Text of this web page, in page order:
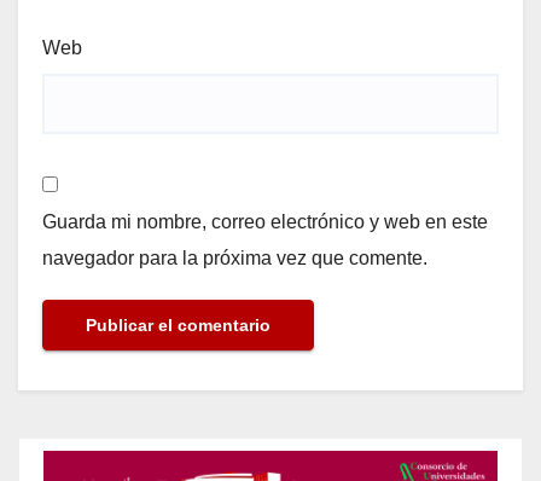
Web
Guarda mi nombre, correo electrónico y web en este
navegador para la próxima vez que comente.